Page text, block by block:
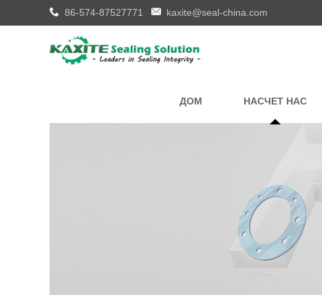
86-574-87527771 kaxite@seal-china.com
ДОМ НАСЧЕТ НАС